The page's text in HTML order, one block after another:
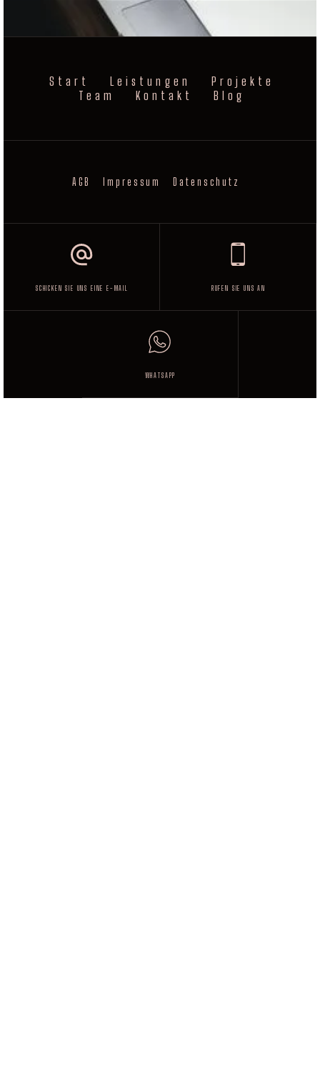
Start Leistungen
Projekte
Team
Kontakt Blog
AGB Impressum Datenschutz
SCHICKEN SIE UNS EINE E-MAIL RUFEN SIE UNS AN
WHATSAPP